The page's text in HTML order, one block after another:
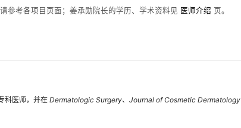
参考各项目页面；姜承勋院长的学历、学术资料见 医师介绍 页。
科医师，并在 Dermatologic Surgery、 Journal of Cosmetic Dermatology